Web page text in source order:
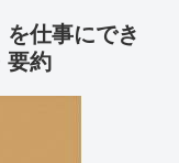
を仕事にでき
要約